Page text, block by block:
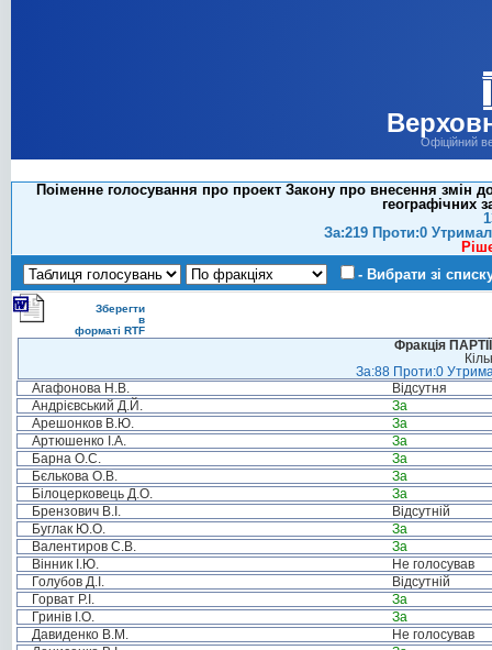
Офіційний
Поіменне голосування про проект Закону про внесення змін
географічних
За:219 Проти:0
- Вибрати зі
Зберегти
в
форматі RTF
Фракція
За:88 Проти:0
Агафонова Н.В.
Відсутня
Андрієвський Д.Й.
За
Арешонков В.Ю.
За
Артюшенко І.А.
За
Барна О.С.
За
Бєлькова О.В.
За
Білоцерковець Д.О.
За
Брензович В.І.
Відсутній
Буглак Ю.О.
За
Валентиров С.В.
За
Вінник І.Ю.
Не голосував
Голубов Д.І.
Відсутній
Горват Р.І.
За
Гринів І.О.
За
Давиденко В.М.
Не голосував